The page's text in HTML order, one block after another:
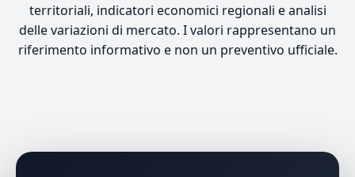
territoriali, indicatori economici regionali e analisi
delle variazioni di mercato. I valori rappresentano un
riferimento informativo e non un preventivo ufficiale.